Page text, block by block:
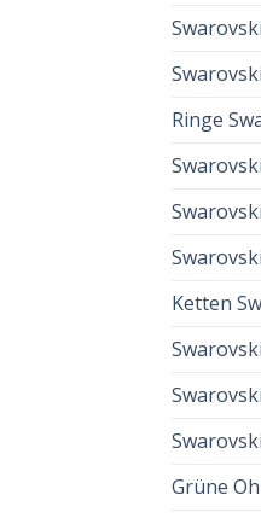
Ringe
Ketten
Grüne
VERLOBUNGSRING SWAROVSKI
verlobungsring
swarovski
37.00